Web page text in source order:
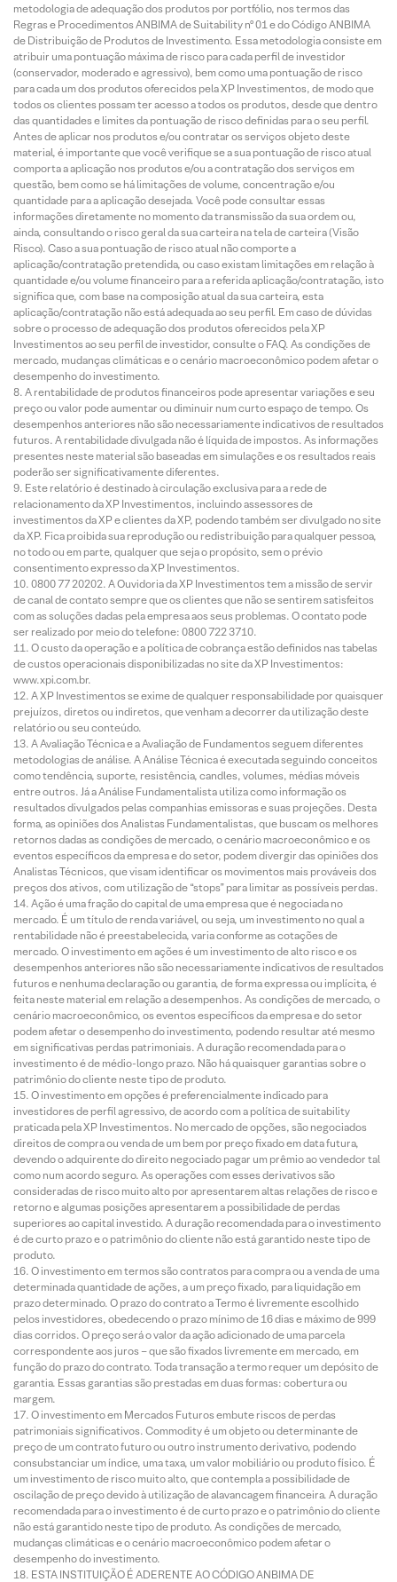
metodologia de adequação dos produtos por portfólio, nos termos das
Regras e Procedimentos ANBIMA de Suitability nº 01 e do Código ANBIMA
de Distribuição de Produtos de Investimento. Essa metodologia consiste em
atribuir uma pontuação máxima de risco para cada perfil de investidor
(conservador, moderado e agressivo), bem como uma pontuação de risco
para cada um dos produtos oferecidos pela XP Investimentos, de modo que
todos os clientes possam ter acesso a todos os produtos, desde que dentro
das quantidades e limites da pontuação de risco definidas para o seu perfil.
Antes de aplicar nos produtos e/ou contratar os serviços objeto deste
material, é importante que você verifique se a sua pontuação de risco atual
comporta a aplicação nos produtos e/ou a contratação dos serviços em
questão, bem como se há limitações de volume, concentração e/ou
quantidade para a aplicação desejada. Você pode consultar essas
informações diretamente no momento da transmissão da sua ordem ou,
ainda, consultando o risco geral da sua carteira na tela de carteira (Visão
Risco). Caso a sua pontuação de risco atual não comporte a
aplicação/contratação pretendida, ou caso existam limitações em relação à
quantidade e/ou volume financeiro para a referida aplicação/contratação, isto
significa que, com base na composição atual da sua carteira, esta
aplicação/contratação não está adequada ao seu perfil. Em caso de dúvidas
sobre o processo de adequação dos produtos oferecidos pela XP
Investimentos ao seu perfil de investidor, consulte o FAQ. As condições de
mercado, mudanças climáticas e o cenário macroeconômico podem afetar o
desempenho do investimento.
A rentabilidade de produtos financeiros pode apresentar variações e seu
preço ou valor pode aumentar ou diminuir num curto espaço de tempo. Os
desempenhos anteriores não são necessariamente indicativos de resultados
futuros. A rentabilidade divulgada não é líquida de impostos. As informações
presentes neste material são baseadas em simulações e os resultados reais
poderão ser significativamente diferentes.
Este relatório é destinado à circulação exclusiva para a rede de
relacionamento da XP Investimentos, incluindo assessores de
investimentos da XP e clientes da XP, podendo também ser divulgado no site
da XP. Fica proibida sua reprodução ou redistribuição para qualquer pessoa,
no todo ou em parte, qualquer que seja o propósito, sem o prévio
consentimento expresso da XP Investimentos.
0800 77 20202. A Ouvidoria da XP Investimentos tem a missão de servir
de canal de contato sempre que os clientes que não se sentirem satisfeitos
com as soluções dadas pela empresa aos seus problemas. O contato pode
ser realizado por meio do telefone: 0800 722 3710.
O custo da operação e a política de cobrança estão definidos nas tabelas
de custos operacionais disponibilizadas no site da XP Investimentos:
www.xpi.com.br.
A XP Investimentos se exime de qualquer responsabilidade por quaisquer
prejuízos, diretos ou indiretos, que venham a decorrer da utilização deste
relatório ou seu conteúdo.
A Avaliação Técnica e a Avaliação de Fundamentos seguem diferentes
metodologias de análise. A Análise Técnica é executada seguindo conceitos
como tendência, suporte, resistência, candles, volumes, médias móveis
entre outros. Já a Análise Fundamentalista utiliza como informação os
resultados divulgados pelas companhias emissoras e suas projeções. Desta
forma, as opiniões dos Analistas Fundamentalistas, que buscam os melhores
retornos dadas as condições de mercado, o cenário macroeconômico e os
eventos específicos da empresa e do setor, podem divergir das opiniões dos
Analistas Técnicos, que visam identificar os movimentos mais prováveis dos
preços dos ativos, com utilização de “stops” para limitar as possíveis perdas.
Ação é uma fração do capital de uma empresa que é negociada no
mercado. É um título de renda variável, ou seja, um investimento no qual a
rentabilidade não é preestabelecida, varia conforme as cotações de
mercado. O investimento em ações é um investimento de alto risco e os
desempenhos anteriores não são necessariamente indicativos de resultados
futuros e nenhuma declaração ou garantia, de forma expressa ou implícita, é
feita neste material em relação a desempenhos. As condições de mercado, o
cenário macroeconômico, os eventos específicos da empresa e do setor
podem afetar o desempenho do investimento, podendo resultar até mesmo
em significativas perdas patrimoniais. A duração recomendada para o
investimento é de médio-longo prazo. Não há quaisquer garantias sobre o
patrimônio do cliente neste tipo de produto.
O investimento em opções é preferencialmente indicado para
investidores de perfil agressivo, de acordo com a política de suitability
praticada pela XP Investimentos. No mercado de opções, são negociados
direitos de compra ou venda de um bem por preço fixado em data futura,
devendo o adquirente do direito negociado pagar um prêmio ao vendedor tal
como num acordo seguro. As operações com esses derivativos são
consideradas de risco muito alto por apresentarem altas relações de risco e
retorno e algumas posições apresentarem a possibilidade de perdas
superiores ao capital investido. A duração recomendada para o investimento
é de curto prazo e o patrimônio do cliente não está garantido neste tipo de
produto.
O investimento em termos são contratos para compra ou a venda de uma
determinada quantidade de ações, a um preço fixado, para liquidação em
prazo determinado. O prazo do contrato a Termo é livremente escolhido
pelos investidores, obedecendo o prazo mínimo de 16 dias e máximo de 999
dias corridos. O preço será o valor da ação adicionado de uma parcela
correspondente aos juros – que são fixados livremente em mercado, em
função do prazo do contrato. Toda transação a termo requer um depósito de
garantia. Essas garantias são prestadas em duas formas: cobertura ou
margem.
O investimento em Mercados Futuros embute riscos de perdas
patrimoniais significativos. Commodity é um objeto ou determinante de
preço de um contrato futuro ou outro instrumento derivativo, podendo
consubstanciar um índice, uma taxa, um valor mobiliário ou produto físico. É
um investimento de risco muito alto, que contempla a possibilidade de
oscilação de preço devido à utilização de alavancagem financeira. A duração
recomendada para o investimento é de curto prazo e o patrimônio do cliente
não está garantido neste tipo de produto. As condições de mercado,
mudanças climáticas e o cenário macroeconômico podem afetar o
desempenho do investimento.
ESTA INSTITUIÇÃO É ADERENTE AO CÓDIGO ANBIMA DE